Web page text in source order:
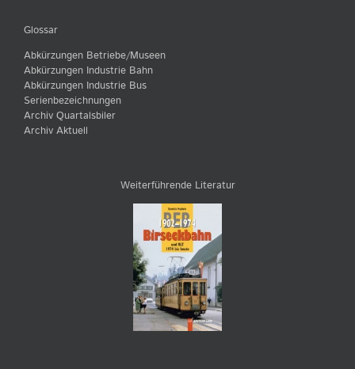
Glossar
Abkürzungen Betriebe/Museen
Abkürzungen Industrie Bahn
Abkürzungen Industrie Bus
Serienbezeichnungen
Archiv Quartalsbiler
Archiv Aktuell
Weiterführende Literatur